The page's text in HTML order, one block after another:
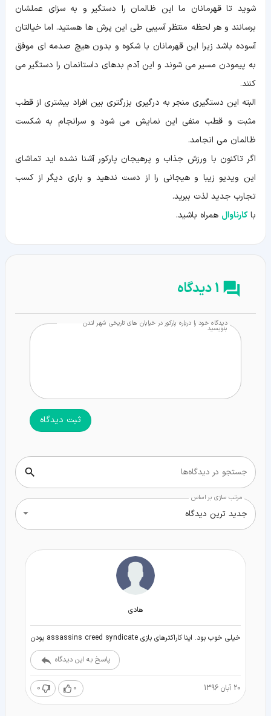
شوید تا قهرمانان ما این ظالمان را دستگیر و به سزای عملشان
برسانند و هر لحظه منتظر آسیبی طی این پرش ها هستید. اما خیالتان
آسوده باشد زیرا این قهرمانان با شکوه و بدون هیچ صدمه ای موفق
به پیمودن مسیر می شوند و این آدم بدهای داستانمان را دستگیر می
کنند.
البته این دستگیری منجر به درگیری بزرگتری بین افراد بیشتری از قطب
مثبت و قطب منفی این نمایش می شود و سرانجام به شکست
ظالمان می انجامد.
اگر تاکنون با ورزش جذاب و پرهیجان پارکور آشنا نشده اید تماشای
این ویدیو زیبا و هیجانی را از دست ندهید و باری دیگر از کسب
تجارب جدید لذت ببرید.
باکارناوال همراه باشید.
1 دیدگاه
دیدگاه خود را درباره پارکور در خیابان های تاریخی شهر لندن
بنویسید
ثبت دیدگاه
جستجو در دیدگاه‌ها
مرتب سازی بر اساس
جدید ترین دیدگاه
هادی
خیلی خوب بود. اینا کاراکترهای بازی assassins creed syndicate بودن
پاسخ به این دیدگاه
20 آبان 1396 0
0